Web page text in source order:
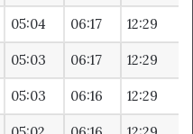
05:04 06:17 12:29
05:03 06:17 12:29
05:03 06:16 12:29